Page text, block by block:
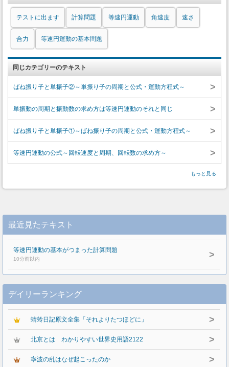
テストに出ます 計算問題 等速円運動 角速度 速さ
合力 等速円運動の基本問題
同じカテゴリーのテキスト
ばね振り子と単振子②～単振り子の周期と公式・運動方程式～ >
単振動の周期と振動数の求め方は等速円運動のそれと同じ >
ばね振り子と単振子①～ばね振り子の周期と公式・運動方程式～ >
等速円運動の公式～回転速度と周期、回転数の求め方～ >
もっと見る
最近見たテキスト
等速円運動の基本がつまった計算問題
10分前以内 >
デイリーランキング
蜻蛉日記原文全集「それよりたつほどに」 >
北京とは わかりやすい世界史用語2122 >
寧波の乱はなぜ起こったのか >